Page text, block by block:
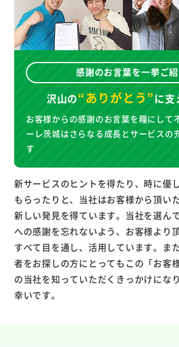
感謝のお言葉を一挙ご
沢山の“ありがとう”に支
お客様からの感謝のお言葉を糧にして
ーレ茨城はさらなる成長とサービスの
す
新サービスのヒントを得たり、時に優
もらったりと、当社はお客様から頂い
新しい発見を得ています。当社を選ん
への感謝を忘れないよう、お客様より
すべて目を通し、活用しています。ま
者をお探しの方にとってもこの「お客
の当社を知っていただくきっかけにな
幸いです。